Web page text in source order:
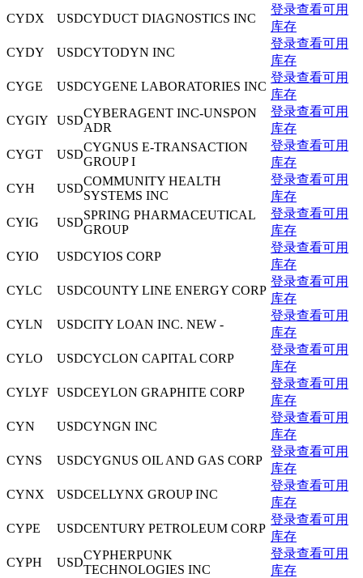
CYDX
USDCYDUCT DIAGNOSTICS INC
登录查看可用
库存
CYDY
USDCYTODYN INC
登录查看可用
库存
CYGE
USDCYGENE LABORATORIES INC
登录查看可用
库存
CYGIY
USD
CYBERAGENT INC-UNSPON
ADR
登录查看可用
库存
CYGT
USD
CYGNUS E-TRANSACTION
GROUP I
登录查看可用
库存
CYH
USD
COMMUNITY HEALTH
SYSTEMS INC
登录查看可用
库存
CYIG
USD
SPRING PHARMACEUTICAL
GROUP
登录查看可用
库存
CYIO
USDCYIOS CORP
登录查看可用
库存
CYLC
USDCOUNTY LINE ENERGY CORP
登录查看可用
库存
CYLN
USDCITY LOAN INC. NEW -
登录查看可用
库存
CYLO
USDCYCLON CAPITAL CORP
登录查看可用
库存
CYLYF USDCEYLON GRAPHITE CORP
登录查看可用
库存
CYN
USDCYNGN INC
登录查看可用
库存
CYNS
USDCYGNUS OIL AND GAS CORP
登录查看可用
库存
CYNX
USDCELLYNX GROUP INC
登录查看可用
库存
CYPE
USDCENTURY PETROLEUM CORP
登录查看可用
库存
CYPH
USD
CYPHERPUNK
TECHNOLOGIES INC
登录查看可用
库存